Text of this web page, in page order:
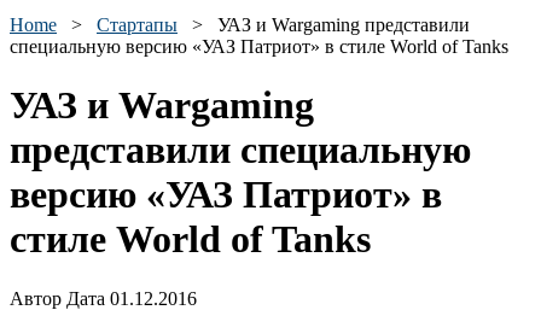
Home > Стартапы > УАЗ и Wargaming представили
специальную версию «УАЗ Патриот» в стиле World of Tanks
УАЗ и Wargaming
представили специальную
версию «УАЗ Патриот» в
стиле World of Tanks
Автор Дата 01.12.2016